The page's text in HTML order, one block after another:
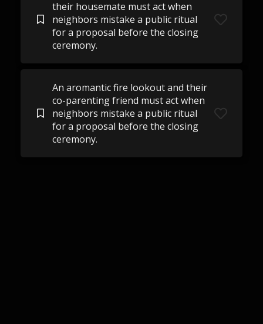
their housemate must act when
neighbors mistake a public ritual
for a proposal before the closing
ceremony.
An aromantic fire lookout and their
co-parenting friend must act when
neighbors mistake a public ritual
for a proposal before the closing
ceremony.